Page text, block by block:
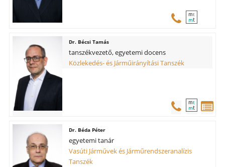
mt
mt
Bécsi Tamás
tanszékvezető, egyetemi docens
Közlekedés- és Járműirányítási Tanszék
mt
mt
Béda Péter
egyetemi tanár
Vasúti Járművek és Járműrendszeranalízis
Tanszék